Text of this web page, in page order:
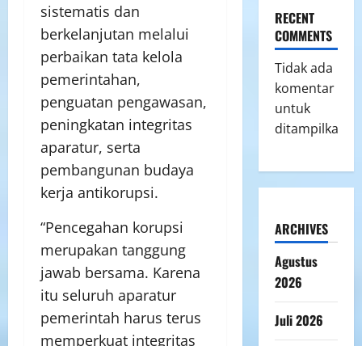
sistematis dan
berkelanjutan melalui
perbaikan tata kelola
pemerintahan,
penguatan pengawasan,
peningkatan integritas
aparatur, serta
pembangunan budaya
kerja antikorupsi.
“Pencegahan korupsi
merupakan tanggung
jawab bersama. Karena
itu seluruh aparatur
pemerintah harus terus
memperkuat integritas
RECENT
COMMENTS
Tidak ada
komentar
untuk
ditampilkan.
ARCHIVES
Agustus
2026
Juli 2026